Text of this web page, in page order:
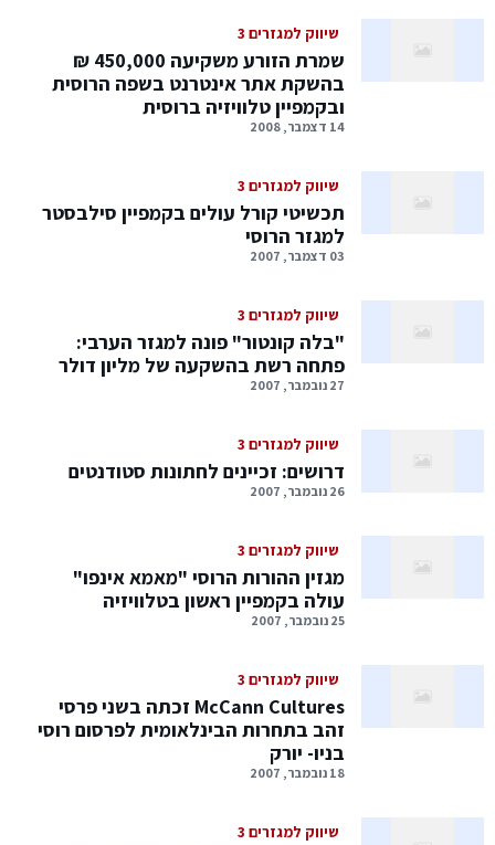
שיווק למגזרים 3
שמרת הזורע משקיעה 450,000 ₪
בהשקת אתר אינטרנט בשפה הרוסית
ובקמפיין טלוויזיה ברוסית
14 דצמבר, 2008
שיווק למגזרים 3
תכשיטי קורל עולים בקמפיין סילבסטר
למגזר הרוסי
03 דצמבר, 2007
שיווק למגזרים 3
"בלה קונטור" פונה למגזר הערבי:
פתחה רשת בהשקעה של מליון דולר
27 נובמבר, 2007
שיווק למגזרים 3
דרושים: זכיינים לחתונות סטודנטים
26 נובמבר, 2007
שיווק למגזרים 3
מגזין ההורות הרוסי "מאמא אינפו"
עולה בקמפיין ראשון בטלוויזיה
25 נובמבר, 2007
שיווק למגזרים 3
McCann Cultures זכתה בשני פרסי
זהב בתחרות הבינלאומית לפרסום רוסי
בניו- יורק
18 נובמבר, 2007
שיווק למגזרים 3